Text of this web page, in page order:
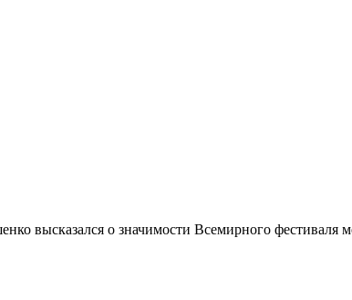
высказался о значимости Всемирного фестиваля